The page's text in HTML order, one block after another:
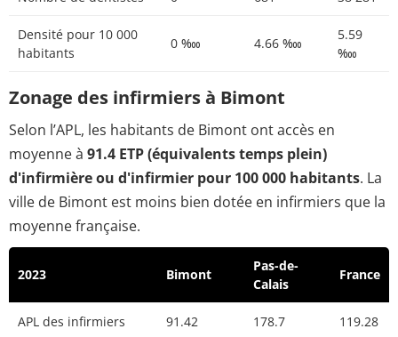
Densité pour 10 000
habitants
0 ‱ 4.66 ‱
5.59
‱
Zonage des infirmiers à Bimont
Selon l’APL, les habitants de Bimont ont accès en
moyenne à 91.4 ETP (équivalents temps plein)
d'infirmière ou d'infirmier pour 100 000 habitants. La
ville de Bimont est moins bien dotée en infirmiers que la
moyenne française.
2023 Bimont
Pas-de-
Calais
France
APL des infirmiers 91.42 178.7 119.28